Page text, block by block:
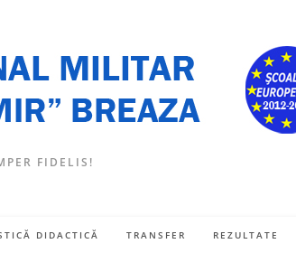
FIDELIS!
DIDACTICĂ TRANSFER REZULTATE